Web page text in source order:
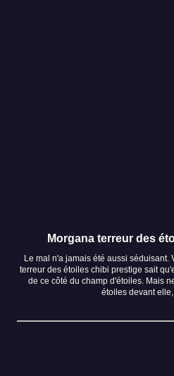
Morgana terreur des
Le mal n'a jamais été aussi séduisant.
terreur des étoiles chibi prestige sait
de ce côté du champ d'étoiles. Mais
étoiles devant